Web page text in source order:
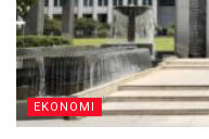
EKONOMI